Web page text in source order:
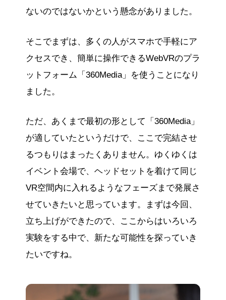
ないのではないかという懸念がありました。
そこでまずは、多くの人がスマホで手軽にア
クセスでき、簡単に操作できるWebVRのプラ
ットフォーム「360Media」を使うことになり
ました。
ただ、あくまで最初の形として「360Media」
が適していたというだけで、ここで完結させ
るつもりはまったくありません。ゆくゆくは
イベント会場で、ヘッドセットを着けて同じ
VR空間内に入れるようなフェーズまで発展さ
せていきたいと思っています。まずは今回、
立ち上げができたので、ここからはいろいろ
実験をする中で、新たな可能性を探っていき
たいですね。